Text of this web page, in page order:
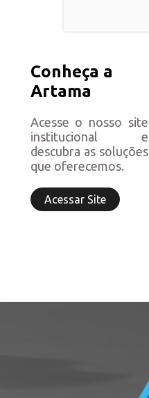
Conheça a
Artama
Acesse o nosso site
institucional e
descubra as soluções
que oferecemos.
Acessar Site